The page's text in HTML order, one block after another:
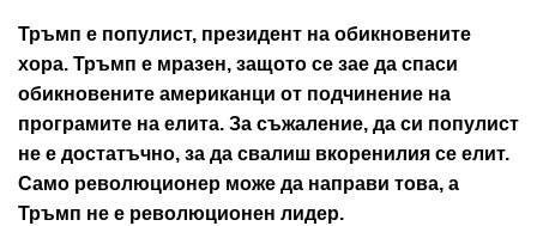
Тръмп е популист, президент на обикновените
хора. Тръмп е мразен, защото се зае да спаси
обикновените американци от подчинение на
програмите на елита. За съжаление, да си популист
не е достатъчно, за да свалиш вкоренилия се елит.
Само революционер може да направи това, а
Тръмп не е революционен лидер.